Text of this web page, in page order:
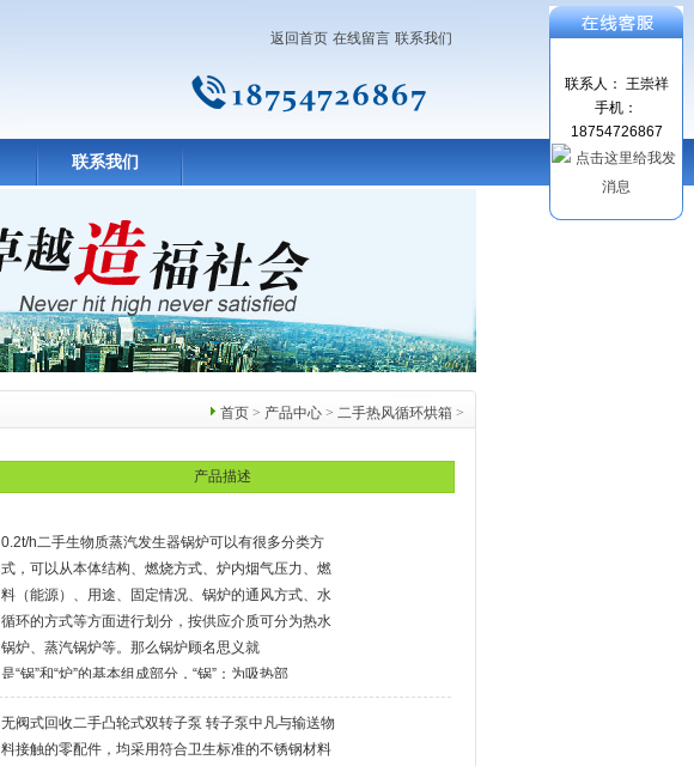
返回首页 在线留言 联系我们
联系我们
首页 > 产品中心 > 二手热风循环烘箱 >
产品描述
0.2t/h二手生物质蒸汽发生器锅炉可以有很多分类方
式，可以从本体结构、燃烧方式、炉内烟气压力、燃
料（能源）、用途、固定情况、锅炉的通风方式、水
循环的方式等方面进行划分，按供应介质可分为热水
锅炉、蒸汽锅炉等。那么锅炉顾名思义就
是“锅”和“炉”的基本组成部分，“锅”：为吸热部
分，“炉”：为放热部分。 燃油和燃气锅炉的结构形式
是接近的。 燃烧过程、传热过程和汽化过程是三个基
本过程
无阀式回收二手凸轮式双转子泵 转子泵中凡与输送物
料接触的零配件，均采用符合卫生标准的不锈钢材料
联系人： 王崇祥
手机：
18754726867